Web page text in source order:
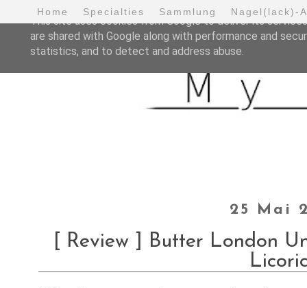
Home Specialties Sammlung Nagel(lack)-
25 Mai
[ Review ] Butter London
This site uses cookies from Google to deliver its
are shared with Google along with performance and
statistics, and to detect and address abuse.